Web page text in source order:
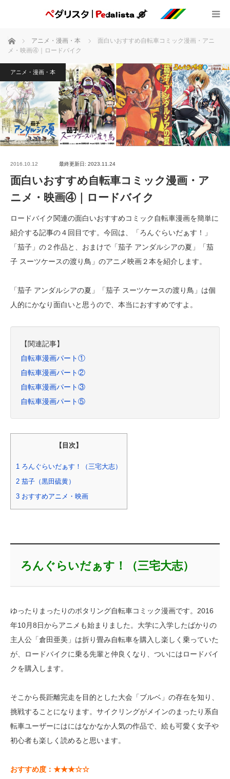
ホーム アニメ・漫画・本
面白いおすすめ自転車コミック漫画・アニ
メ・映画④｜ロードバイク
アニメ・漫画・本
2016.10.12 最終更新日: 2023.11.24
面白いおすすめ自転車コミック漫画・ア
ニメ・映画④｜ロードバイク
ロードバイク関連の面白いおすすめコミック自転車漫画を簡単に
紹介する記事の４回目です。今回は、「ろんぐらいだぁす！」
「茄子」の２作品と、おまけで「茄子 アンダルシアの夏」「茄
子 スーツケースの渡り鳥」のアニメ映画２本を紹介します。
「茄子 アンダルシアの夏」「茄子 スーツケースの渡り鳥」は個
人的にかなり面白いと思うので、本当におすすめですよ。
【関連記事】
自転車漫画パート①
自転車漫画パート②
自転車漫画パート③
自転車漫画パート⑤
【目次】
1 ろんぐらいだぁす！（三宅大志）
2 茄子（黒田硫黄）
3 おすすめアニメ・映画
ろんぐらいだぁす！（三宅大志）
ゆったりまったりのポタリング自転車コミック漫画です。2016
年10月8日からアニメも始まりました。大学に入学したばかりの
主人公「倉田亜美」は折り畳み自転車を購入し楽しく乗っていた
が、ロードバイクに乗る先輩と仲良くなり、ついにはロードバイ
クを購入します。
そこから長距離完走を目的とした大会「ブルベ」の存在を知り、
挑戦することになります。サイクリングがメインのまったり系自
転車ユーザーにはにはなかなか人気の作品で、絵も可愛く女子や
初心者も楽しく読めると思います。
おすすめ度：★★★☆☆